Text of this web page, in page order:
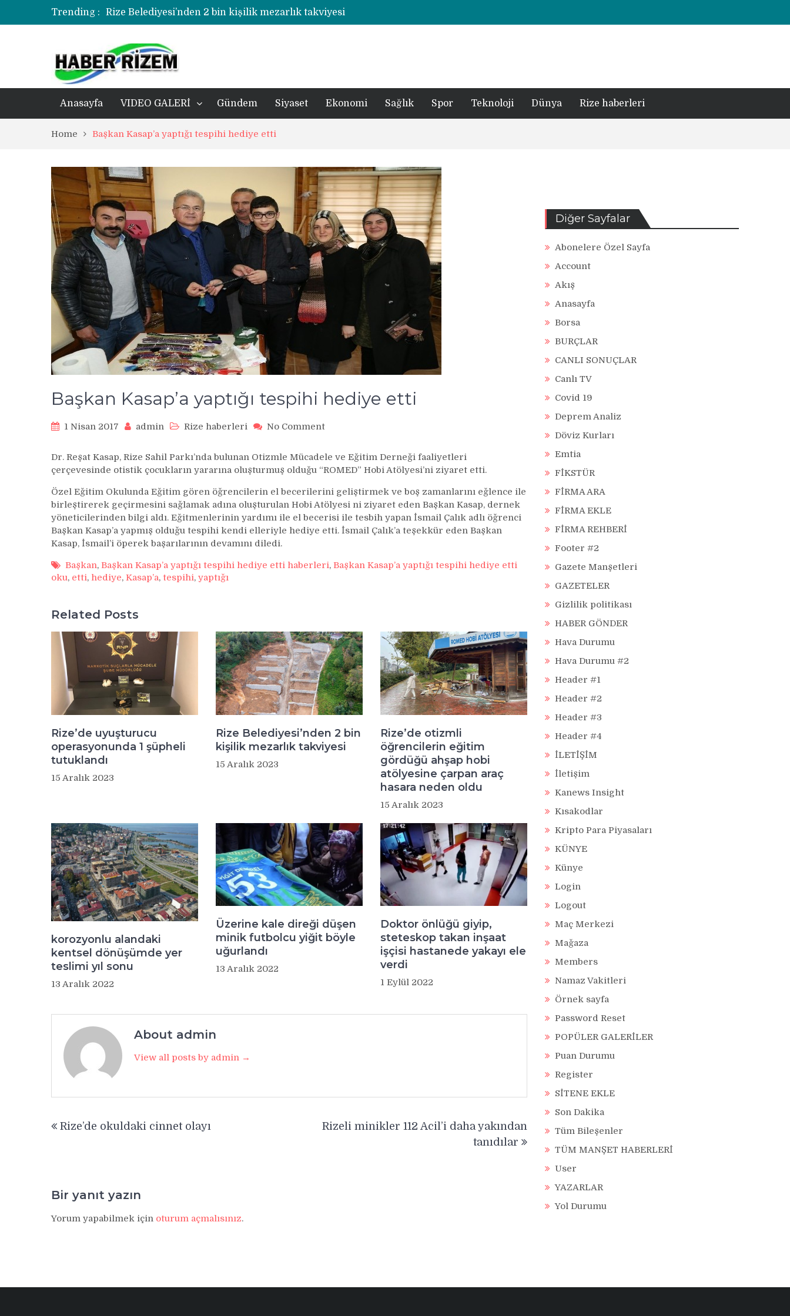
Trending :
Rize Belediyesi’nden 2 bin kişilik mezarlık takviyesi
Rize’de otizmli öğrencilerin eğitim gördüğü ahşap hobi atölyesine çarpan araç hasara neden oldu
Üzerine kale direği düşen minik futbolcu yiğit böyle uğurlandı
Rize’de uyuşturucu operasyonunda 1 şüpheli tutuklandı
Anasayfa VIDEO GALERİ Gündem Siyaset Ekonomi Sağlık Spor Teknoloji Dünya Rize haberleri
Home Başkan Kasap’a yaptığı tespihi hediye etti
Başkan Kasap’a yaptığı tespihi hediye etti
1 Nisan 2017 admin Rize haberleri No Commenton
yaptığı
tespihi
hediye
etti
Dr. Reşat Kasap, Rize Sahil Parkı’nda bulunan Otizmle Mücadele ve Eğitim Derneği faaliyetleri
çerçevesinde otistik çocukların yararına oluşturmuş olduğu “ROMED” Hobi Atölyesi’ni ziyaret etti.
Özel Eğitim Okulunda Eğitim gören öğrencilerin el becerilerini geliştirmek ve boş zamanlarını eğlence ile
birleştirerek geçirmesini sağlamak adına oluşturulan Hobi Atölyesi ni ziyaret eden Başkan Kasap, dernek
yöneticilerinden bilgi aldı. Eğitmenlerinin yardımı ile el becerisi ile tesbih yapan İsmail Çalık adlı öğrenci
Başkan Kasap’a yapmış olduğu tespihi kendi elleriyle hediye etti. İsmail Çalık’a teşekkür eden Başkan
Kasap, İsmail’i öperek başarılarının devamını diledi.
Başkan, Başkan Kasap’a yaptığı tespihi hediye etti haberleri, Başkan Kasap’a yaptığı tespihi hediye etti
oku, etti, hediye, Kasap’a, tespihi, yaptığı
Related Posts
Rize’de uyuşturucu
operasyonunda 1 şüpheli
tutuklandı
15 Aralık 2023
Rize Belediyesi’nden 2 bin
kişilik mezarlık takviyesi
15 Aralık 2023
Rize’de otizmli
öğrencilerin eğitim
gördüğü ahşap hobi
atölyesine çarpan araç
hasara neden oldu
15 Aralık 2023
korozyonlu alandaki
kentsel dönüşümde yer
teslimi yıl sonu
13 Aralık 2022
Üzerine kale direği düşen
minik futbolcu yiğit böyle
uğurlandı
13 Aralık 2022
Doktor önlüğü giyip,
steteskop takan inşaat
işçisi hastanede yakayı ele
verdi
1 Eylül 2022
About admin
View all posts by admin →
gezinmesi
Rize’de okuldaki cinnet olayı
Rizeli minikler 112 Acil’i daha yakından
tanıdılar
Bir yanıt yazın
Yorum yapabilmek için oturum açmalısınız.
Diğer Sayfalar
Abonelere Özel Sayfa
Account
Akış
Anasayfa
Borsa
BURÇLAR
CANLI SONUÇLAR
Canlı TV
Covid 19
Deprem Analiz
Döviz Kurları
Emtia
FİKSTÜR
FİRMA ARA
FİRMA EKLE
FİRMA REHBERİ
Footer #2
Gazete Manşetleri
GAZETELER
Gizlilik politikası
HABER GÖNDER
Hava Durumu
Hava Durumu #2
Header #1
Header #2
Header #3
Header #4
İLETİŞİM
İletişim
Kanews Insight
Kısakodlar
Kripto Para Piyasaları
KÜNYE
Künye
Login
Logout
Maç Merkezi
Mağaza
Members
Namaz Vakitleri
Örnek sayfa
Password Reset
POPÜLER GALERİLER
Puan Durumu
Register
SİTENE EKLE
Son Dakika
Tüm Bileşenler
TÜM MANŞET HABERLERİ
User
YAZARLAR
Yol Durumu